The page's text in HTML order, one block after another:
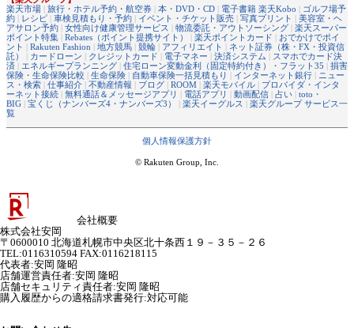
楽天市場 | 旅行・ホテル予約・航空券 | 本・DVD・CD | 電子書籍 楽天Kobo | ゴルフ場予
約 | レシピ | 車検見積もり・予約 | イベント・チケット販売 | 写真プリント | 美容室・ヘ
アサロン予約 | 女性向け健康管理サービス | 物流委託・アウトソーシング | 楽天スーパー
ポイント特集 | Rebates（ポイント提携サイト） | 楽天ポイントカード | おでかけでポイ
ント | Rakuten Fashion | 地方競馬 | 競輪 | アフィリエイト | ネット証券（株・FX・投資信
託）
| カードローン | クレジットカード | 電子マネー | 決済システム | スマホでカード決
済 | エネルギープランニング | 住宅ローン変動金利（固定特約付き）・フラット35 | 損害
保険・生命保険比較 | 生命保険 | 自動車保険一括見積もり | インターネット銀行 | ニュー
ス・検索 | 仕事紹介 | 不動産情報 | ブログ | ROOM | 楽天モバイル | プロバイダ・インタ
ーネット接続 | 無料通話＆メッセージアプリ | 電話アプリ | 動画配信 | 占い | toto・
BIG | 宝くじ（ナンバーズ4・ナンバーズ3） | 楽天イーグルス | 楽天グループ サービス一
覧
個人情報保護方針
© Rakuten Group, Inc.
会社概要
株式会社安岡
〒0600010 北海道札幌市中央区北十条西１９－３５－２６
TEL:0116310594 FAX:0116218115
代表者:安岡 隆昭
店舗運営責任者:安岡 隆昭
店舗セキュリティ責任者:安岡 隆昭
購入履歴からの適格請求書発行:対応可能